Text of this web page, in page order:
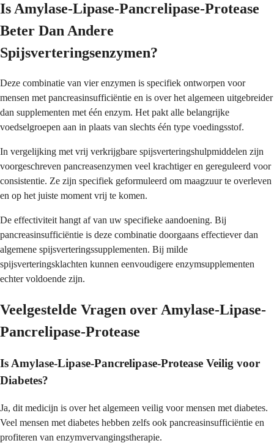
Is Amylase-Lipase-Pancrelipase-Protease
Beter Dan Andere
Spijsverteringsenzymen?
Deze combinatie van vier enzymen is specifiek ontworpen voor
mensen met pancreasinsufficiëntie en is over het algemeen uitgebreider
dan supplementen met één enzym. Het pakt alle belangrijke
voedselgroepen aan in plaats van slechts één type voedingsstof.
In vergelijking met vrij verkrijgbare spijsverteringshulpmiddelen zijn
voorgeschreven pancreasenzymen veel krachtiger en gereguleerd voor
consistentie. Ze zijn specifiek geformuleerd om maagzuur te overleven
en op het juiste moment vrij te komen.
De effectiviteit hangt af van uw specifieke aandoening. Bij
pancreasinsufficiëntie is deze combinatie doorgaans effectiever dan
algemene spijsverteringssupplementen. Bij milde
spijsverteringsklachten kunnen eenvoudigere enzymsupplementen
echter voldoende zijn.
Veelgestelde Vragen over Amylase-Lipase-
Pancrelipase-Protease
Is Amylase-Lipase-Pancrelipase-Protease Veilig voor
Diabetes?
Ja, dit medicijn is over het algemeen veilig voor mensen met diabetes.
Veel mensen met diabetes hebben zelfs ook pancreasinsufficiëntie en
profiteren van enzymvervangingstherapie.